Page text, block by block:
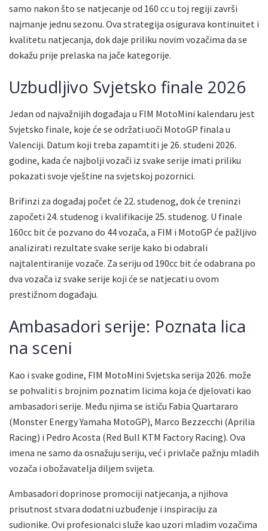
samo nakon što se natjecanje od 160 cc u toj regiji završi
najmanje jednu sezonu. Ova strategija osigurava kontinuitet i
kvalitetu natjecanja, dok daje priliku novim vozačima da se
dokažu prije prelaska na jače kategorije.
Uzbudljivo Svjetsko finale 2026
Jedan od najvažnijih događaja u FIM MotoMini kalendaru jest
Svjetsko finale, koje će se održati uoči MotoGP finala u
Valenciji. Datum koji treba zapamtiti je 26. studeni 2026.
godine, kada će najbolji vozači iz svake serije imati priliku
pokazati svoje vještine na svjetskoj pozornici.
Brifinzi za događaj počet će 22. studenog, dok će treninzi
započeti 24. studenog i kvalifikacije 25. studenog. U finale
160cc bit će pozvano do 44 vozača, a FIM i MotoGP će pažljivo
analizirati rezultate svake serije kako bi odabrali
najtalentiranije vozače. Za seriju od 190cc bit će odabrana po
dva vozača iz svake serije koji će se natjecati u ovom
prestižnom događaju.
Ambasadori serije: Poznata lica
na sceni
Kao i svake godine, FIM MotoMini Svjetska serija 2026. može
se pohvaliti s brojnim poznatim licima koja će djelovati kao
ambasadori serije. Među njima se ističu Fabia Quartararo
(Monster Energy Yamaha MotoGP), Marco Bezzecchi (Aprilia
Racing) i Pedro Acosta (Red Bull KTM Factory Racing). Ova
imena ne samo da osnažuju seriju, već i privlače pažnju mladih
vozača i obožavatelja diljem svijeta.
Ambasadori doprinose promociji natjecanja, a njihova
prisutnost stvara dodatni uzbuđenje i inspiraciju za
sudionike. Ovi profesionalci služe kao uzori mladim vozačima